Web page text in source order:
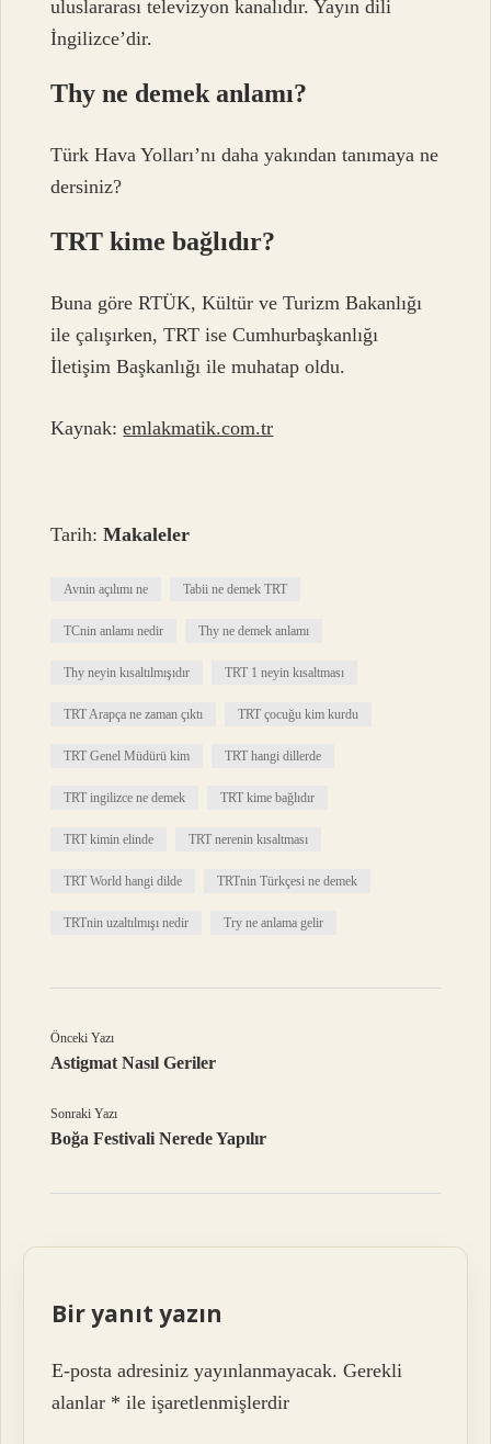
uluslararası televizyon kanalıdır. Yayın dili
İngilizce’dir.
Thy ne demek anlamı?
Türk Hava Yolları’nı daha yakından tanımaya ne
dersiniz?
TRT kime bağlıdır?
Buna göre RTÜK, Kültür ve Turizm Bakanlığı
ile çalışırken, TRT ise Cumhurbaşkanlığı
İletişim Başkanlığı ile muhatap oldu.
Kaynak:emlakmatik.com.tr
Tarih:Makaleler
Avnin açılımı ne Tabii ne demek TRT
TCnin anlamı nedir Thy ne demek anlamı
Thy neyin kısaltılmışıdır TRT 1 neyin kısaltması
TRT Arapça ne zaman çıktı TRT çocuğu kim kurdu
TRT Genel Müdürü kim TRT hangi dillerde
TRT ingilizce ne demek TRT kime bağlıdır
TRT kimin elinde TRT nerenin kısaltması
TRT World hangi dilde TRTnin Türkçesi ne demek
TRTnin uzaltılmışı nedir Try ne anlama gelir
Önceki Yazı
Astigmat Nasıl Geriler
Sonraki Yazı
Boğa Festivali Nerede Yapılır
Bir yanıt yazın
E-posta adresiniz yayınlanmayacak. Gerekli
alanlar * ile işaretlenmişlerdir